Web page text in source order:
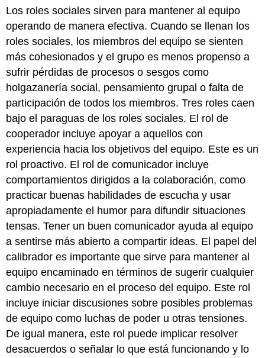
Los roles sociales sirven para mantener al equipo
operando de manera efectiva. Cuando se llenan los
roles sociales, los miembros del equipo se sienten
más cohesionados y el grupo es menos propenso a
sufrir pérdidas de procesos o sesgos como
holgazanería social, pensamiento grupal o falta de
participación de todos los miembros. Tres roles caen
bajo el paraguas de los roles sociales. El rol de
cooperador incluye apoyar a aquellos con
experiencia hacia los objetivos del equipo. Este es un
rol proactivo. El rol de comunicador incluye
comportamientos dirigidos a la colaboración, como
practicar buenas habilidades de escucha y usar
apropiadamente el humor para difundir situaciones
tensas. Tener un buen comunicador ayuda al equipo
a sentirse más abierto a compartir ideas. El papel del
calibrador es importante que sirve para mantener al
equipo encaminado en términos de sugerir cualquier
cambio necesario en el proceso del equipo. Este rol
incluye iniciar discusiones sobre posibles problemas
de equipo como luchas de poder u otras tensiones.
De igual manera, este rol puede implicar resolver
desacuerdos o señalar lo que está funcionando y lo